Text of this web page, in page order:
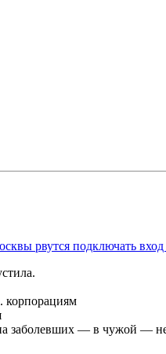
рвутся подключать
корпорациям
заболевших — в чужой —